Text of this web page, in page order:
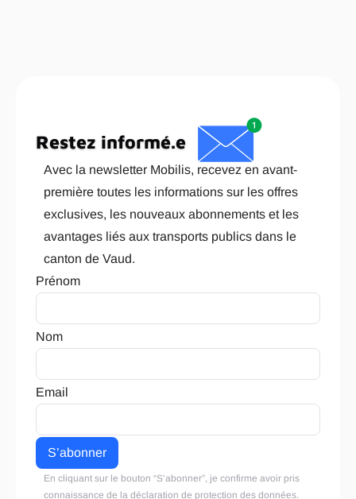
Restez informé.e
Avec la newsletter Mobilis, recevez en avant-
première toutes les informations sur les offres
exclusives, les nouveaux abonnements et les
avantages liés aux transports publics dans le
canton de Vaud.
Prénom
Nom
Email
En cliquant sur le bouton “S’abonner”, je confirme avoir pris
connaissance de la déclaration de protection des données.